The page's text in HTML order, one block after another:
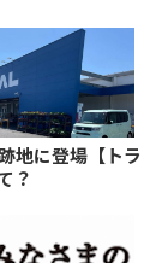
地に登場【トラ
？